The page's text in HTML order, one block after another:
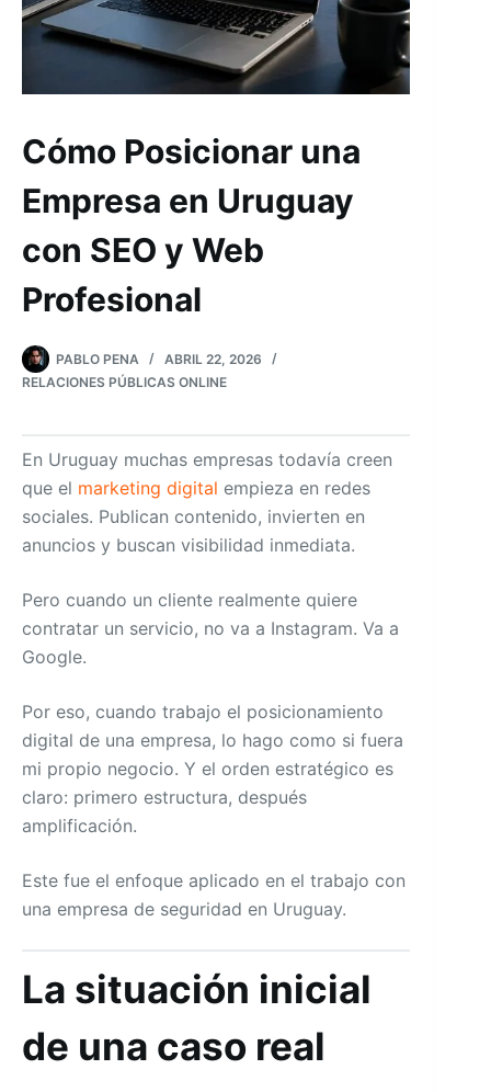
Cómo Posicionar una
Empresa en Uruguay
con SEO y Web
Profesional
PABLO PENA
ABRIL 22, 2026
RELACIONES PÚBLICAS ONLINE
En Uruguay muchas empresas todavía creen
que el marketing digital empieza en redes
sociales. Publican contenido, invierten en
anuncios y buscan visibilidad inmediata.
Pero cuando un cliente realmente quiere
contratar un servicio, no va a Instagram. Va a
Google.
Por eso, cuando trabajo el posicionamiento
digital de una empresa, lo hago como si fuera
mi propio negocio. Y el orden estratégico es
claro: primero estructura, después
amplificación.
Este fue el enfoque aplicado en el trabajo con
una empresa de seguridad en Uruguay.
La situación inicial
de una caso real